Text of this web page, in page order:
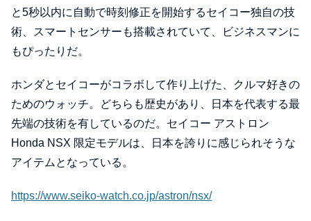
と5秒以内に自動で時刻修正を開始するセイコー独自の技
術、スマートセンサーも搭載されていて、ビジネスマンに
もぴったりだ。
ホンダとセイコーがコラボして作り上げた、クルマ好きの
ためのウォッチ。どちらも歴史があり、日本を代表する最
先端の技術を有しているのだ。セイコー アストロン
Honda NSX 限定モデルは、日本を誇りに感じられそうな
アイテムとなっている。
https://www.seiko-watch.co.jp/astron/nsx/